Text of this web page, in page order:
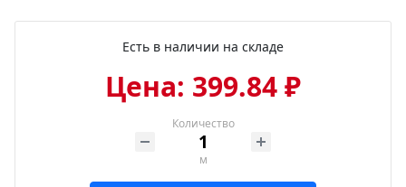
Есть в наличии на складе
Цена: 399.84 ₽
Количество
м